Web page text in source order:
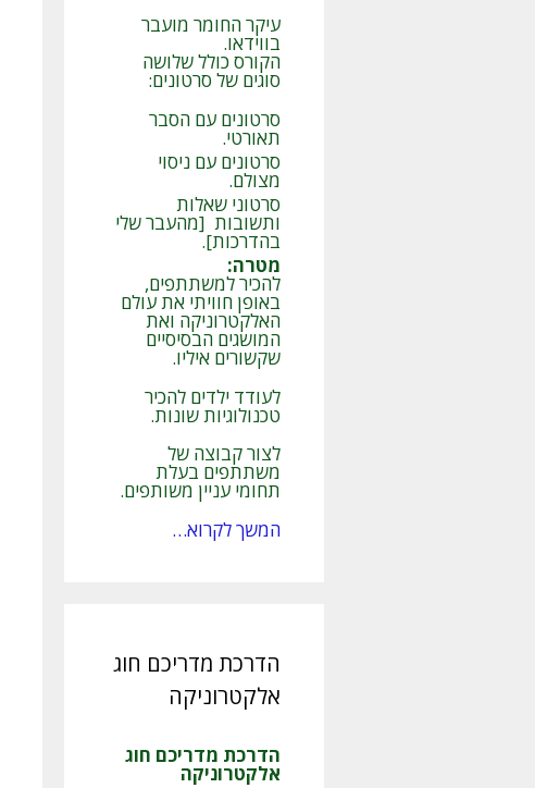
עיקר החומר מועבר
בווידאו.
הקורס כולל שלושה
סוגים של סרטונים:
סרטונים עם הסבר
תאורטי.
סרטונים עם ניסוי
מצולם.
סרטוני שאלות
ותשובות [מהעבר שלי
בהדרכות].
מטרה:
להכיר למשתתפים,
באופן חוויתי את עולם
האלקטרוניקה ואת
המושגים הבסיסיים
שקשורים איליו.
לעודד ילדים להכיר
טכנולוגיות שונות.
לצור קבוצה של
משתתפים בעלת
תחומי עניין משותפים.
המשך לקרוא…
הדרכת מדריכם חוג
אלקטרוניקה
הדרכת מדריכם חוג
אלקטרוניקה